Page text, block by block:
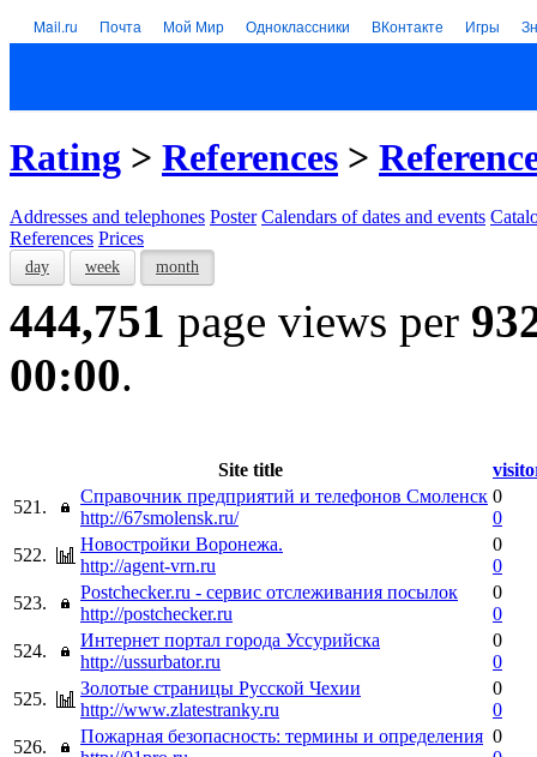
Mail.ru Почта Мой Мир Одноклассники ВКонтакте Игры
Rating > References >
Addresses and telephones Poster Calendars of dates and events
References Prices
day week month
444,751 page views per
00:00.
Site title
521.
Справочник предприятий и телефонов Смоленск
http://67smolensk.ru/
0
0
522.
Новостройки Воронежа.
http://agent-vrn.ru
0
0
523.
Postchecker.ru - сервис отслеживания посылок
http://postchecker.ru
0
0
524.
Интернет портал города Уссурийска
http://ussurbator.ru
0
0
525.
Золотые страницы Русской Чехии
http://www.zlatestranky.ru
0
0
526.
Пожарная безопасность: термины и определения 0